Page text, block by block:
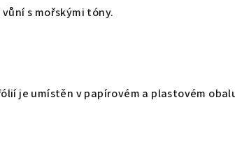
vůní s mořskými tóny.
je umístěn v papírovém a plastovém